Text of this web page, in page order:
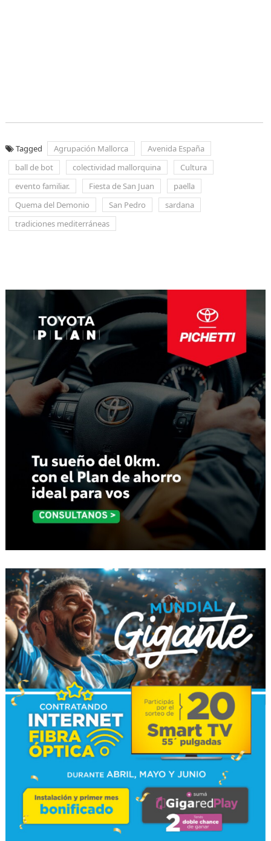
Tagged Agrupación Mallorca
Avenida España
ball de bot
colectividad mallorquina
Cultura
evento familiar.
Fiesta de San Juan
paella
Quema del Demonio
San Pedro
sardana
tradiciones mediterráneas
entradas